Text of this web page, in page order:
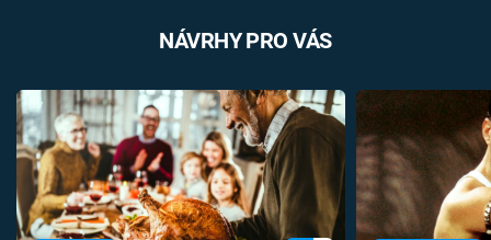
NÁVRHY PRO VÁS